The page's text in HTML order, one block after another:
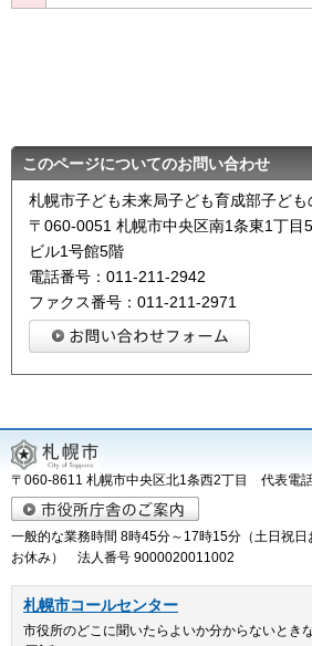
このページについてのお問い合わせ
札幌市子ども未来局子ども育成部子ども
〒060-0051 札幌市中央区南1条東1丁
ビル1号館5階
電話番号：011-211-2942
ファクス番号：011-211-2971
〒060-8611 札幌市中央区北1条西2丁目 代表電
一般的な業務時間 8時45分～17時15分（土日祝
お休み） 法人番号 9000020011002
札幌市コールセンター
市役所のどこに聞いたらよいか分からないとき